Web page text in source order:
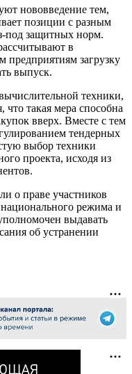
нововведение тем,
позиции с разным
под защитных норм.
в
предприятиям загрузку
выпуск.
техники,
такая мера способна
вверх. Вместе с тем
тендерных
выбор техники
проекта, исходя из
о праве участников
режима и
выдавать
об устранении